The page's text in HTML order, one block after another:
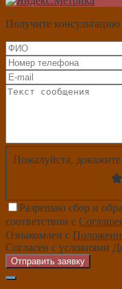
Получите консультацию
Пожалуйста,
Разрешаю сбор и
соответствии с
Ознакомлен с
Согласен с условиями
Отправить заявку